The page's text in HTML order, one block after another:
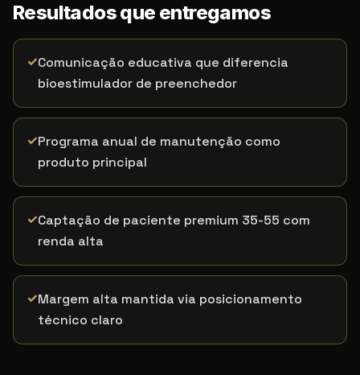
Resultados que entregamos
✓Comunicação educativa que diferencia
bioestimulador de preenchedor
✓Programa anual de manutenção como
produto principal
✓Captação de paciente premium 35-55 com
renda alta
✓Margem alta mantida via posicionamento
técnico claro